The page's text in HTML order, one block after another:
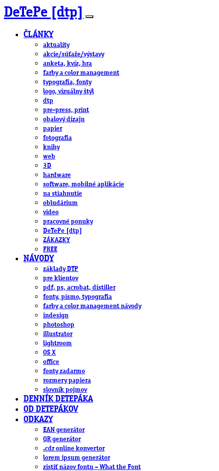
DeTePe [dtp]
ČLÁNKY
aktuality
akcie/súťaže/výstavy
anketa, kvíz, hra
farby a color management
typografia, fonty
logo, vizuálny štýl
dtp
pre-press, print
obalový dizajn
papier
fotografia
knihy
web
3D
hardware
software, mobilné aplikácie
na stiahnutie
obludárium
video
pracovné ponuky
DeTePe [dtp]
ZÁKAZKY
FREE
NÁVODY
základy DTP
pre klientov
pdf, ps, acrobat, distiller
fonty, písmo, typografia
farby a color management návody
indesign
photoshop
illustrator
lightroom
OS X
office
fonty zadarmo
rozmery papiera
slovník pojmov
DENNÍK DETEPÁKA
OD DETEPÁKOV
ODKAZY
EAN generátor
QR generátor
.cdr online konvertor
lorem ipsum generátor
zistiť názov fontu – What the Font